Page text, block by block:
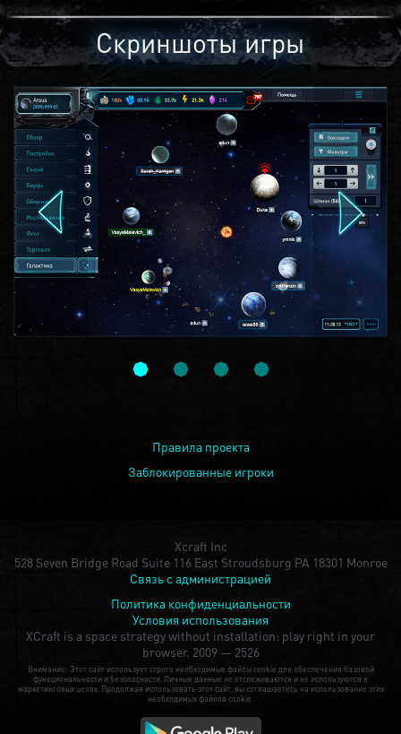
Скриншоты игры
Правила проекта
Заблокированные игроки
Xcraft Inc
528 Seven Bridge Road Suite 116 East Stroudsburg PA 18301 Monroe
Связь с администрацией
Политика конфиденциальности
Условия использования
XCraft is a space strategy without installation: play right in your
browser. 2009 — 2526
Внимание: Этот сайт использует строго необходимые файлы cookie для обеспечения базовой
функциональности и безопасности. Личные данные не отслеживаются и не используются в
маркетинговых целях. Продолжая использовать этот сайт, вы соглашаетесь на использование этих
необходимых файлов cookie.